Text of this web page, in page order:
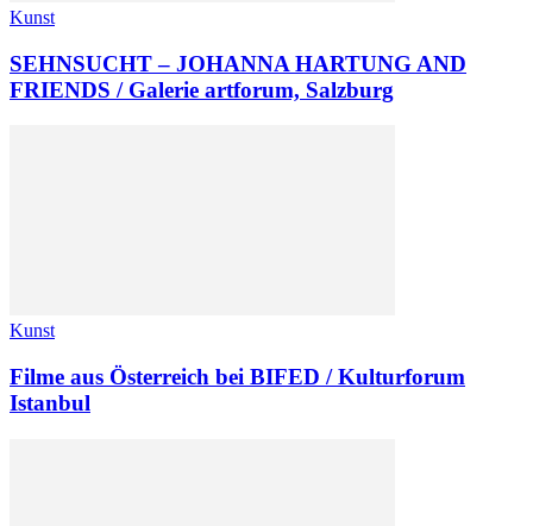
Kunst
SEHNSUCHT – JOHANNA HARTUNG AND
FRIENDS / Galerie artforum, Salzburg
Kunst
Filme aus Österreich bei BIFED / Kulturforum
Istanbul